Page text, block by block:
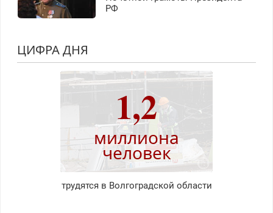
РФ
ЦИФРА ДНЯ
1,2
миллиона
человек
трудятся в Волгоградской области